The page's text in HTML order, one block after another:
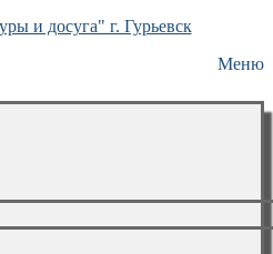
и досуга" г. Гурьевск
Меню